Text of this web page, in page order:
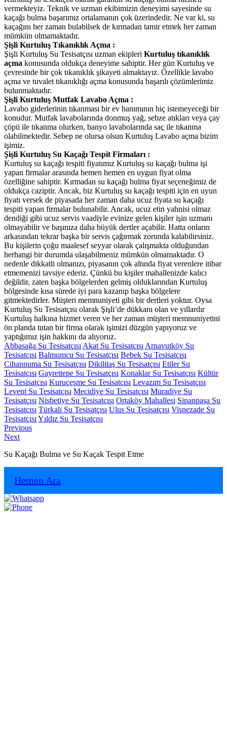
vermekteyiz. Teknik ve uzman ekibimizin deneyimi sayesinde su
kaçağı bulma başarımız ortalamanın çok üzerindedir. Ne var ki, su
kaçağını her zaman bulabilsek de kırmadan tamir etmek her zaman
mümkün olmamaktadır.
Şişli Kurtuluş Tıkanıklık Açma :
Şişli Kurtuluş Su Tesisatçısı uzman ekipleri Kurtuluş tıkanıklık
açma konusunda oldukça deneyime sahiptir. Her gün Kurtuluş ve
çevresinde bir çok tıkanıklık şikayeti almaktayız. Özellikle lavabo
açma ve tuvalet tıkanıklığı açma konusunda başarılı çözümlerimiz
bulunmaktadır.
Şişli Kurtuluş Mutfak Lavabo Açma :
Lavabo giderlerinin tıkanması bir ev hanımının hiç istemeyeceği bir
konudur. Mutfak lavabolarında donmuş yağ, sebze atıkları veya çay
çöpü ile tıkanma olurken, banyo lavabolarında saç ile tıkanma
olabilmektedir. Sebep ne olursa olsun Kurtuluş Lavabo açma bizim
işimiz.
Şişli Kurtuluş Su Kaçağı Tespit Firmaları :
Kurtuluş su kaçağı tespiti fiyatımız Kurtuluş su kaçağı bulma işi
yapan firmalar arasında hemen hemen en uygun fiyat olma
özelliğine sahiptir. Kırmadan su kaçağı bulma fiyat seçeneğimiz de
oldukça caziptir. Ancak, biz Kurtuluş su kaçağı tespiti için en uyun
fiyatı versek de piyasada her zaman daha ucuz fiyata su kaçağı
tespiti yapan firmalar bulunabilir. Ancak, ucuz etin yahnisi olmaz
dendiği gibi ucuz servis vaadiyle evinize gelen kişiler işin uzmanı
olmayabilir ve başınıza daha büyük dertler açabilir. Hatta onların
arkasından tekrar başka bir servis çağırmak zorunda kalabilirsiniz.
Bu kişilerin çoğu maalesef seyyar olarak çalışmakta olduğundan
herhangi bir durumda ulaşabilmeniz mümkün olmamaktadır. O
nedenle dikkatli olmanızı, piyasanın çok altında fiyat verenlere itibar
etmemenizi tavsiye ederiz. Çünkü bu kişiler mahallenizde kalıcı
değildir, zaten başka bölgelerden gelmiş olduklarından Kurtuluş
bölgesinde kısa sürede iyi para kazanıp başka bölgelere
gitmektedirler. Müşteri memnuniyeti gibi bir dertleri yoktur. Oysa
Kurtuluş Su Tesisatçısı olarak Şişli’de dükkanı olan ve yıllardır
Kurtuluş halkına hizmet veren ve her zaman müşteri memnuniyetini
ön planda tutan bir firma olarak işimizi düzgün yapıyoruz ve
yaptığımız işin hakkını da alıyoruz.
Abbasağa Su Tesisatçısı Akat Su Tesisatçısı Arnavutköy Su
Tesisatçısı Balmumcu Su Tesisatçısı Bebek Su Tesisatçısı
Cihannuma Su Tesisatçısı Dikilitaş Su Tesisatçısı Etiler Su
Tesisatçısı Gayrettepe Su Tesisatçısı Konaklar Su Tesisatçısı Kültür
Su Tesisatçısı Kuruçeşme Su Tesisatçısı Levazım Su Tesisatçısı
Levent Su Tesisatçısı Mecidiye Su Tesisatçısı Muradiye Su
Tesisatçısı Nisbetiye Su Tesisatçısı Ortaköy Mahallesi Sinanpaşa Su
Tesisatçısı Türkali Su Tesisatçısı Ulus Su Tesisatçısı Vişnezade Su
Tesisatçısı Yıldız Su Tesisatçısı
Yazı
gezinmesi
PreviousPrevious
NextNext
Su Kaçağı Bulma ve Su Kaçak Tespit Etme
Hemen Ara